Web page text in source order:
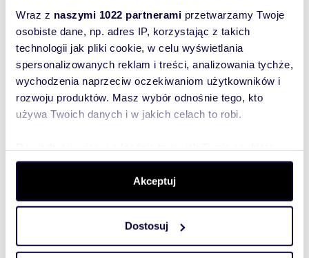
Wraz z naszymi 1022 partnerami przetwarzamy Twoje
osobiste dane, np. adres IP, korzystając z takich
technologii jak pliki cookie, w celu wyświetlania
spersonalizowanych reklam i treści, analizowania tychże,
wychodzenia naprzeciw oczekiwaniom użytkowników i
rozwoju produktów. Masz wybór odnośnie tego, kto
używa Twoich danych i w jakich celach to robi.
dane są przetwarzane oraz ustaw własne preferencje w
. W Deklaracji plików cookie możesz
zmienić lub wycofać swoją zgodę w dowolnej chwili.
Wykorzystujemy pliki cookie do spersonalizowania treści
i reklam, aby oferować funkcje społecznościowe i
Akceptuj
Dostosuj
Magazyny podkarpackie
Nowe mieszkania podkarpackie
Nowe domy podkarpackie
lubuskieliczba ogłoszeń: 2115
Pokoje lubuskie
Inwestycje lubuskie
Lokale użytkowe lubuskie
Nowe mieszkania lubuskie